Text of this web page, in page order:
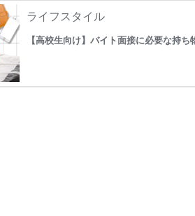
ライフスタイル
【高校生向け】バイト面接に必要な持